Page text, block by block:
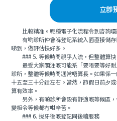
立即
比較精准。呢種電子化流程令到咨詢環
有啲診所仲會喺登記系統入面直接儲存
睇到，做評估快好多。
### 5. 等候時間視乎人流，但整體算快
最受大家關注嘅可能系「要唔要等好耐
診所，整體等候時間通常唔算長。如果係
十五至三十分鍾左右。當然，節假日前夕
算有效率。
另外，有啲診所會設有舒適嘅等候區，
變相令等候都冇咁辛苦。
### 6. 拔牙後嘅登記同後續服務